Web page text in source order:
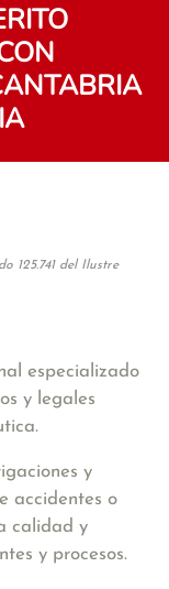
125.741 del Ilustre
especializado
y legales
y
accidentes o
calidad y
y procesos.